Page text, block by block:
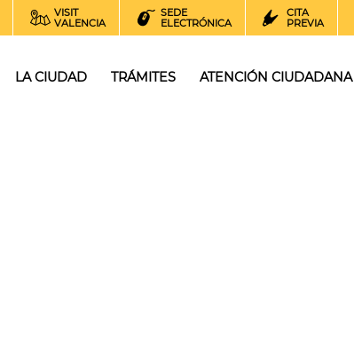
VISIT
VALENCIA
SEDE
ELECTRÓNICA
CITA
PREVIA
LA CIUDAD TRÁMITES ATENCIÓN CIUDADANA